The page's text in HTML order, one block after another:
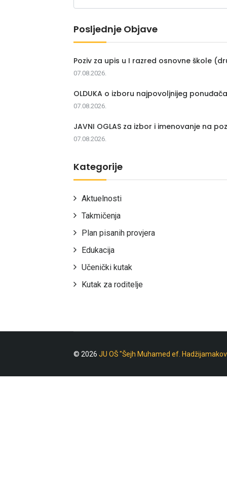
Posljednje Objave
Poziv za upis u I razred osnovne škole
07.08.2026.
OLDUKA o izboru najpovoljnijeg
07.08.2026.
JAVNI OGLAS za izbor i imenovanje na
07.08.2026.
Kategorije
Aktuelnosti
Takmičenja
Plan pisanih provjera
Edukacija
Učenički kutak
Kutak za roditelje
© 2026 JU OŠ "Šejh Muhamed ef.